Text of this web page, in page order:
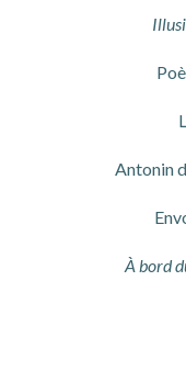
Antonin
À bord